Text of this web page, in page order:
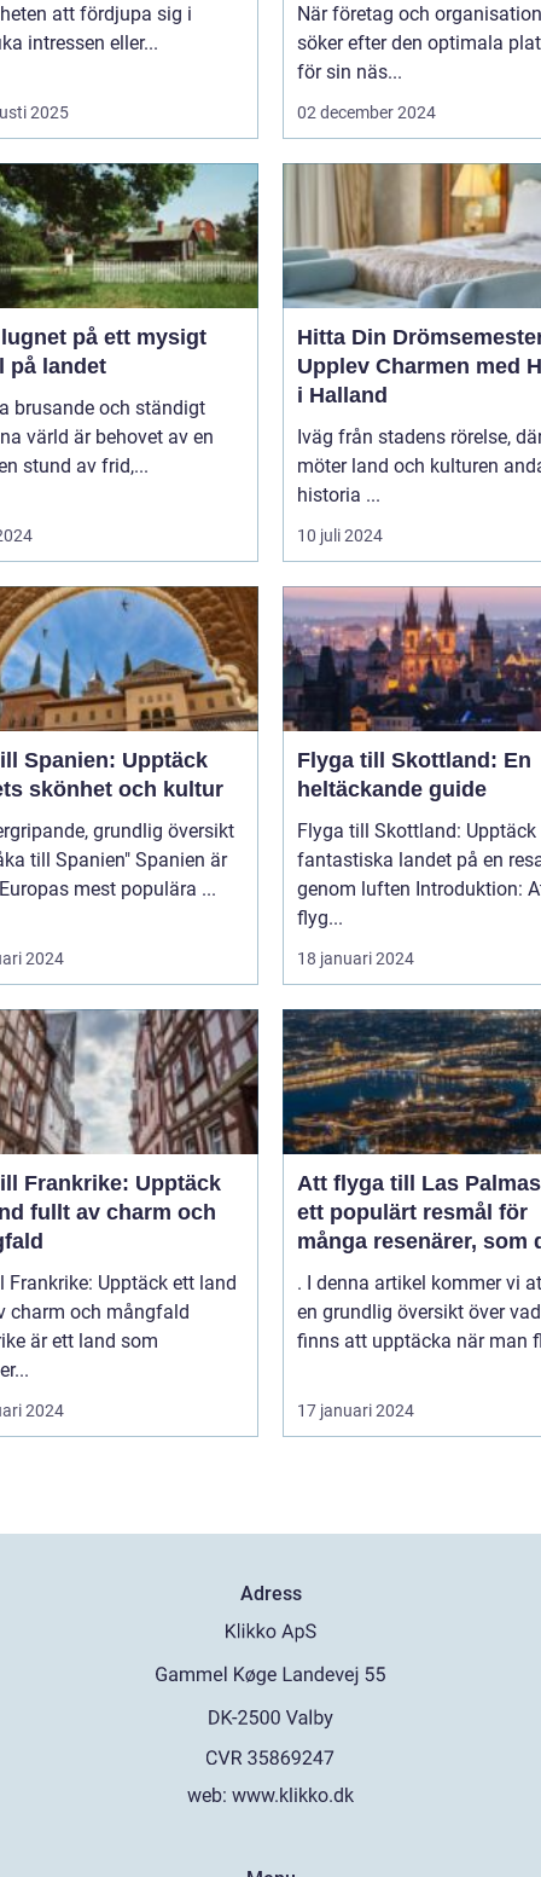
att fördjupa sig i
intressen eller...
2025
När företag och
söker efter den optimala
för sin näs...
02 december 2024
på ett mysigt
på landet
brusande och ständigt
värld är behovet av en
stund av frid,...
Hitta Din
Upplev Charmen med
i Halland
Iväg från stadens rörelse,
möter land och kulturen
historia ...
10 juli 2024
Spanien: Upptäck
skönhet och kultur
grundlig översikt
Spanien" Spanien är
mest populära ...
2024
Flyga till Skottland: En
heltäckande guide
Flyga till Skottland: Upptäck
fantastiska landet på en
genom luften Introduktion: Att
flyg...
18 januari 2024
Frankrike: Upptäck
fullt av charm och
Frankrike: Upptäck ett land
charm och mångfald
är ett land som
2024
Att flyga till Las
ett populärt resmål för
många resenärer, som
till de vackra
behagliga klimatet och
avslappnade
denna spanska ö
. I denna artikel kommer vi
en grundlig översikt över
finns att upptäcka när man
17 januari 2024
Adress
web: www.klikko.dk